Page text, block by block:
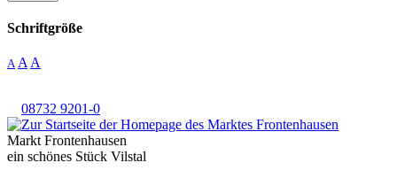
Schriftgröße
A A A
08732 9201-0
Markt Frontenhausen
ein schönes Stück Vilstal